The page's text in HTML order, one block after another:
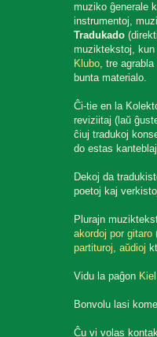
muziko ĝenerale
instrumentoj,
Tradukado
muziktekstoj,
Klubo, tre
bunta materialo.
Ĉi-tie en la
reviziitaj (laŭ
ĉiuj tradukoj
do estas
Dekoj da
poetoj kaj
Plurajn
akordoj por gitaro
partituroj,aŭdioj
Vidu la paĝon
Bonvolu lasi
Ĉu vi volas